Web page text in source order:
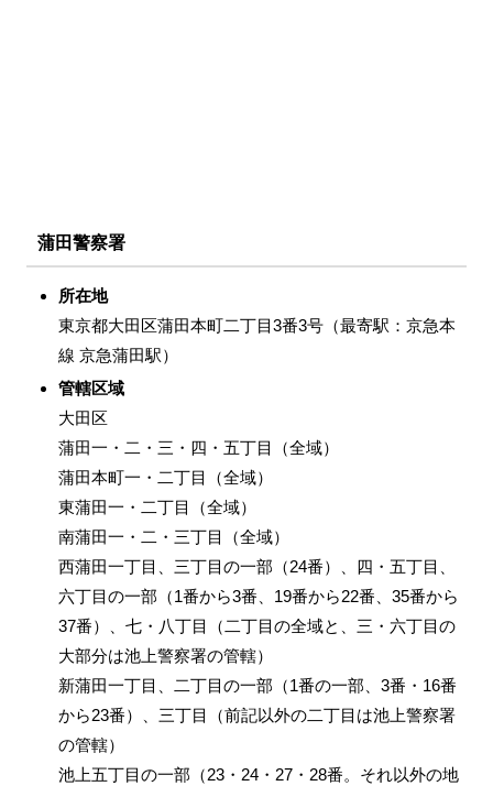
蒲田警察署
所在地
東京都大田区蒲田本町二丁目3番3号（最寄駅：京急本
線 京急蒲田駅）
管轄区域
大田区
蒲田一・二・三・四・五丁目（全域）
蒲田本町一・二丁目（全域）
東蒲田一・二丁目（全域）
南蒲田一・二・三丁目（全域）
西蒲田一丁目、三丁目の一部（24番）、四・五丁目、
六丁目の一部（1番から3番、19番から22番、35番から
37番）、七・八丁目（二丁目の全域と、三・六丁目の
大部分は池上警察署の管轄）
新蒲田一丁目、二丁目の一部（1番の一部、3番・16番
から23番）、三丁目（前記以外の二丁目は池上警察署
の管轄）
池上五丁目の一部（23・24・27・28番。それ以外の地